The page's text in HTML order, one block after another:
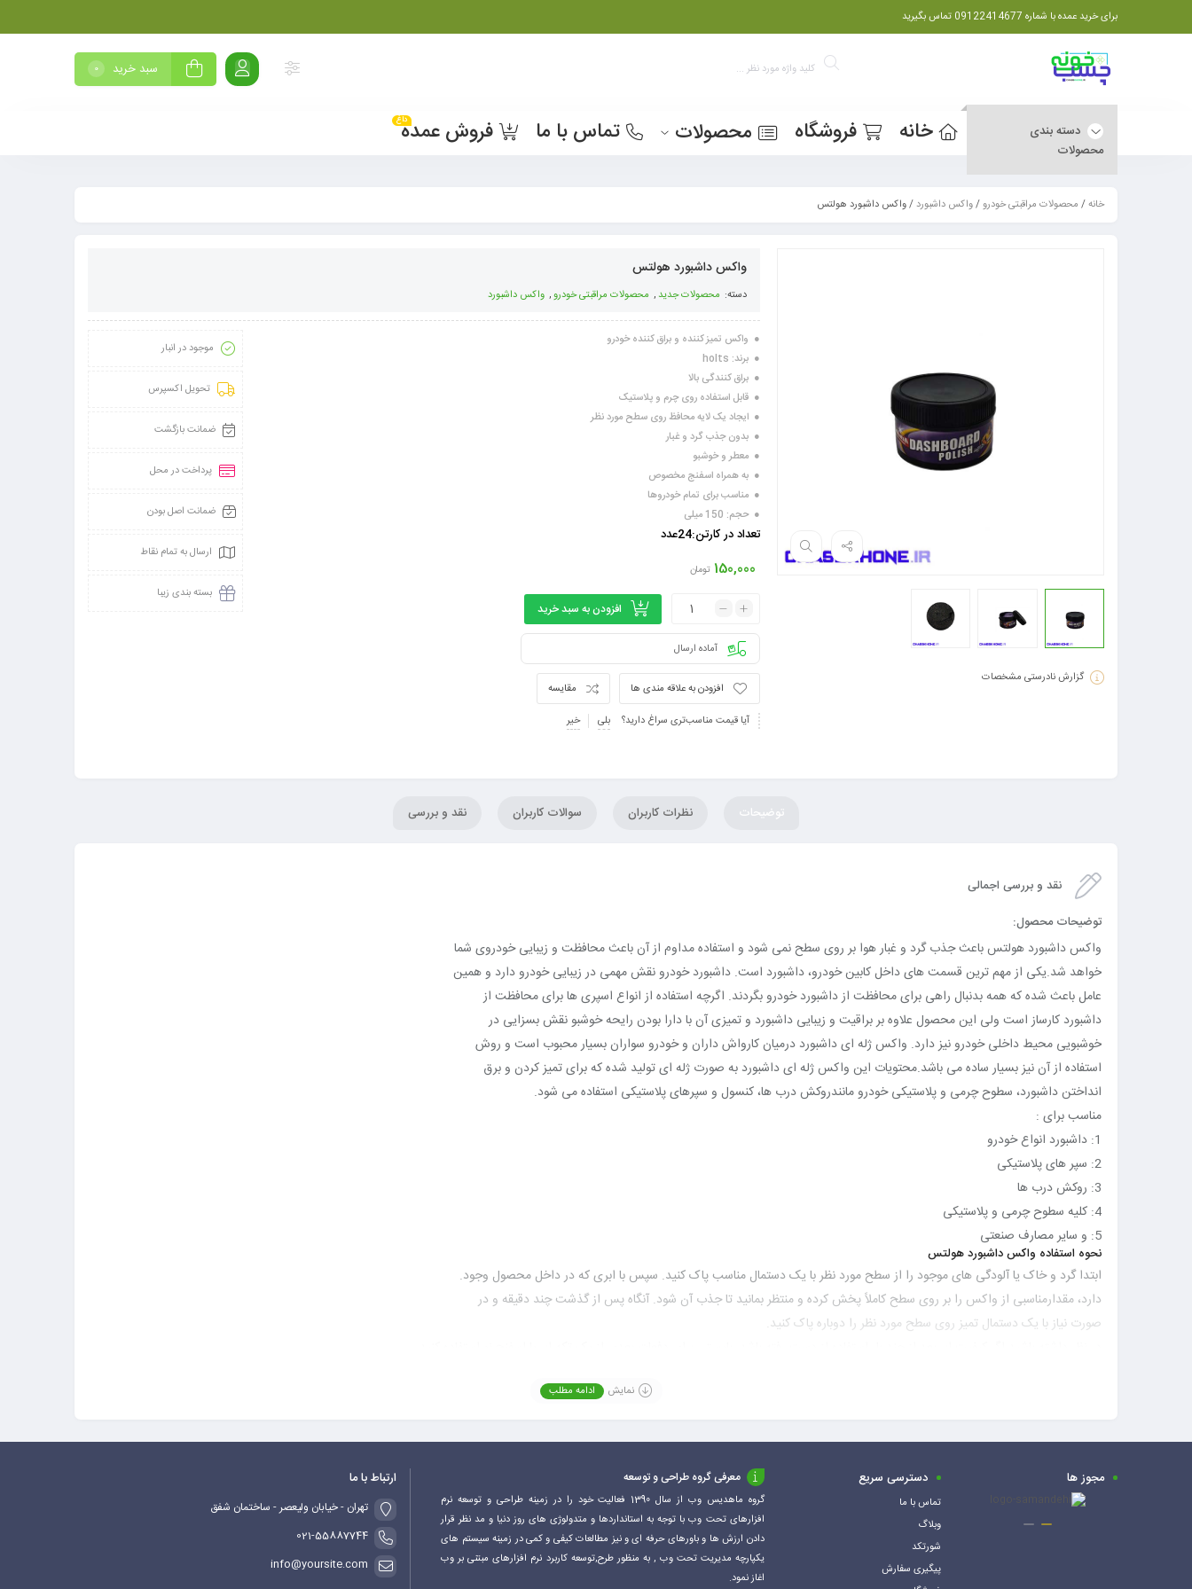
برای خرید عمده با شماره 09122414677 تماس بگیرید
سبد خرید 0
دسته بندی
محصولات
خانه فروشگاه محصولات تماس با ما فروش عمدهداغ
خانه/ محصولات مراقبتی خودرو/واکس داشبورد/ واکس داشبورد هولتس
گزارش نادرستی مشخصات
واکس داشبورد هولتس
دسته: محصولات جدید , محصولات مراقبتی خودرو, واکس داشبورد
● واکس تمیز کننده و براق کننده خودرو
● برند: holts
● براق کنندگی بالا
● قابل استفاده روی چرم و پلاستیک
● ایجاد یک لایه محافظ روی سطح مورد نظر
● بدون جذب گرد و غبار
● معطر و خوشبو
● به همراه اسفنج مخصوص
● مناسب برای تمام خودروها
● حجم: 150 میلی
تعداد در کارتن:24عدد
150,000 تومان
افزودن به سبد خرید
آماده ارسال
مقایسه
افزودن به علاقه مندی ها
آیا قیمت مناسب‌تری سراغ دارید؟
بلی خیر
موجود در انبار
تحویل اکسپرس
ضمانت بازگشت
پرداخت در محل
ضمانت اصل بودن
ارسال به تمام نقاط
بسته بندی زیبا
توضیحات نظرات کاربران سوالات کاربران نقد و بررسی
نقد و بررسی اجمالی
توضیحات محصول:
واکس داشبورد هولتس باعث جذب گرد و غبار هوا بر روی سطح نمی شود و استفاده مداوم از آن باعث محافظت و زیبایی خودروی شما
خواهد شد.یکی از مهم ترین قسمت های داخل کابین خودرو، داشبورد است. داشبورد خودرو نقش مهمی در زیبایی خودرو دارد و همین
عامل باعث شده که همه بدنبال راهی برای محافظت از داشبورد خودرو بگردند. اگرچه استفاده از انواع اسپری ها برای محافظت از
داشبورد کارساز است ولی این محصول علاوه بر براقیت و زیبایی داشبورد و تمیزی آن با دارا بودن رایحه خوشبو نقش بسزایی در
خوشبویی محیط داخلی خودرو نیز دارد. واکس ژله ای داشبورد درمیان کارواش داران و خودرو سواران بسیار محبوب است و روش
استفاده از آن نیز بسیار ساده می باشد.محتویات این واکس ژله ای داشبورد به صورت ژله ای تولید شده که برای تمیز کردن و برق
انداختن داشبورد، سطوح چرمی و پلاستیکی خودرو مانندروکش درب ها، کنسول و سپرهای پلاستیکی استفاده می شود.
مناسب برای :
1: داشبورد انواع خودرو
2: سپر های پلاستیکی
3: روکش درب ها
4: کلیه سطوح چرمی و پلاستیکی
5: و سایر مصارف صنعتی
نحوه استفاده واکس داشبورد هولتس
ابتدا گرد و خاک یا آلودگی های موجود را از سطح مورد نظر با یک دستمال مناسب پاک کنید. سپس با ابری که در داخل محصول وجود.
دارد، مقدارمناسبی از واکس را بر روی سطح کاملاً پخش کرده و منتظر بمانید تا جذب آن شود. آنگاه پس از گذشت چند دقیقه و در
صورت نیاز با یک دستمال تمیز روی سطح مورد نظر را دوباره پاک کنید.
نمایش ادامه مطلب
مجوز ها دسترسی سریع
تماس با ما
وبلاگ
شورتکد
پیگیری سفارش
معرفی گروه طراحی و توسعه
گروه ماهدیس وب از سال 1390 فعالیت خود را در زمینه طراحی و توسعه نرم
افزارهای تحت وب با توجه به استانداردها و متدولوژی های روز دنیا و مد نظر قرار
دادن ارزش ها و باورهای حرفه ای و نیز مطالعات کیفی و کمی در زمینه سیستم های
یکپارچه مدیریت تحت وب , به منظور طرح,توسعه کاربرد نرم افزارهای مبتنی بر وب
اغاز نمود.
ارتباط با ما
تهران - خیابان ولیعصر - ساختمان شفق
021-55887744
info@yoursite.com